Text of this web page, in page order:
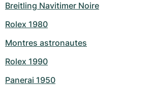
Breitling Navitimer Noire
Rolex 1980
Montres astronautes
Rolex 1990
Panerai 1950